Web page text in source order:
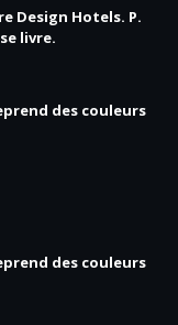
Design Hotels. P.
livre.
des couleurs
des couleurs